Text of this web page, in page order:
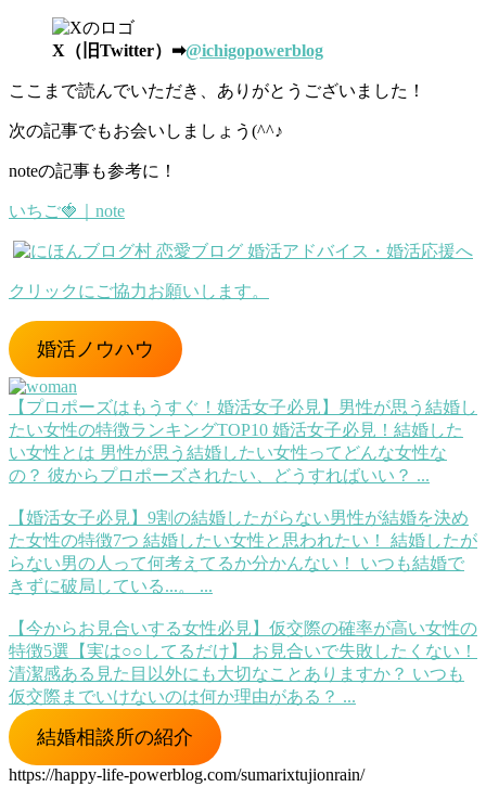
X（旧Twitter）➡@ichigopowerblog
ここまで読んでいただき、ありがとうございました！
次の記事でもお会いしましょう(^^♪
noteの記事も参考に！
いちご🍓｜note
クリックにご協力お願いします。
婚活ノウハウ
【プロポーズはもうすぐ！婚活女子必見】男性が思う結婚し
たい女性の特徴ランキングTOP10 婚活女子必見！結婚した
い女性とは 男性が思う結婚したい女性ってどんな女性な
の？ 彼からプロポーズされたい、どうすればいい？ ...
【婚活女子必見】9割の結婚したがらない男性が結婚を決め
た女性の特徴7つ 結婚したい女性と思われたい！ 結婚したが
らない男の人って何考えてるか分かんない！ いつも結婚で
きずに破局している...。 ...
【今からお見合いする女性必見】仮交際の確率が高い女性の
特徴5選【実は○○してるだけ】
お見合いで失敗したくない！
清潔感ある見た目以外にも大切なことありますか？ いつも
仮交際までいけないのは何か理由がある？ ...
結婚相談所の紹介
https://happy-life-powerblog.com/sumarixtujionrain/